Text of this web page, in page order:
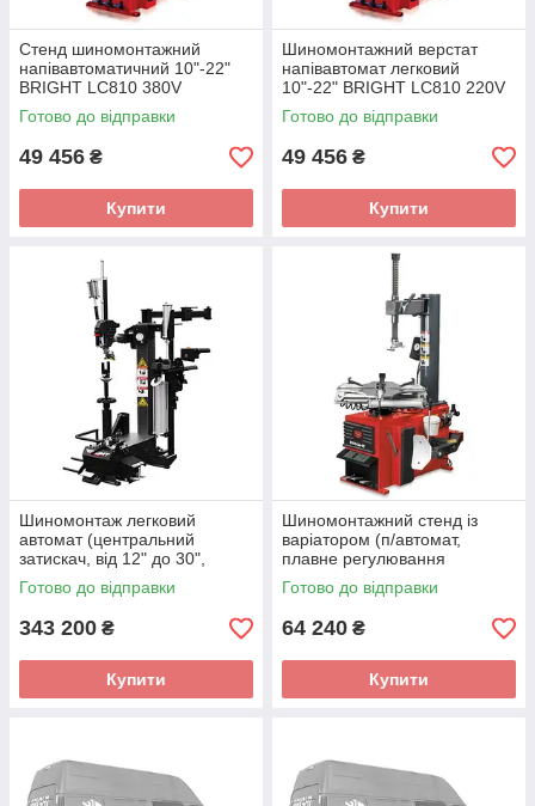
Cтенд шиномонтажний
напівавтоматичний 10"-22"
BRIGHT LC810 380V
Готово до відправки
49 456 ₴
Купити
Шиномонтажний верстат
напівавтомат легковий
10"-22" BRIGHT LC810 220V
Готово до відправки
49 456 ₴
Купити
Шиномонтаж легковий
автомат (центральний
затискач, від 12" до 30",
плавне регулювання
швидкості) BRIGHT 8650
Готово до відправки
343 200 ₴
Купити
Шиномонтажний стенд із
варіатором (п/автомат,
плавне регулювання
швидкості, від 10" до 24") 220
В BRIGHT LC850I
Готово до відправки
64 240 ₴
Купити